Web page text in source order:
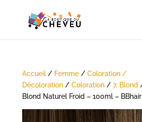
Accueil/ Femme/ Coloration /
Décoloration/ Coloration/ 7. Blond
Blond Naturel Froid – 100ml – BBhair